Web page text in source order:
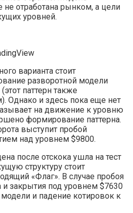
не отработана рынком, а цели
уровней.
варианта стоит
разворотной модели
паттерн также
Однако и здесь пока еще нет
на движение к уровню
формирование паттерна.
выступит пробой
над уровнем $9800.
после отскока ушла на тест
структуру стоит
«Флаг». В случае пробоя
закрытия под уровнем $7630
и падение котировок к